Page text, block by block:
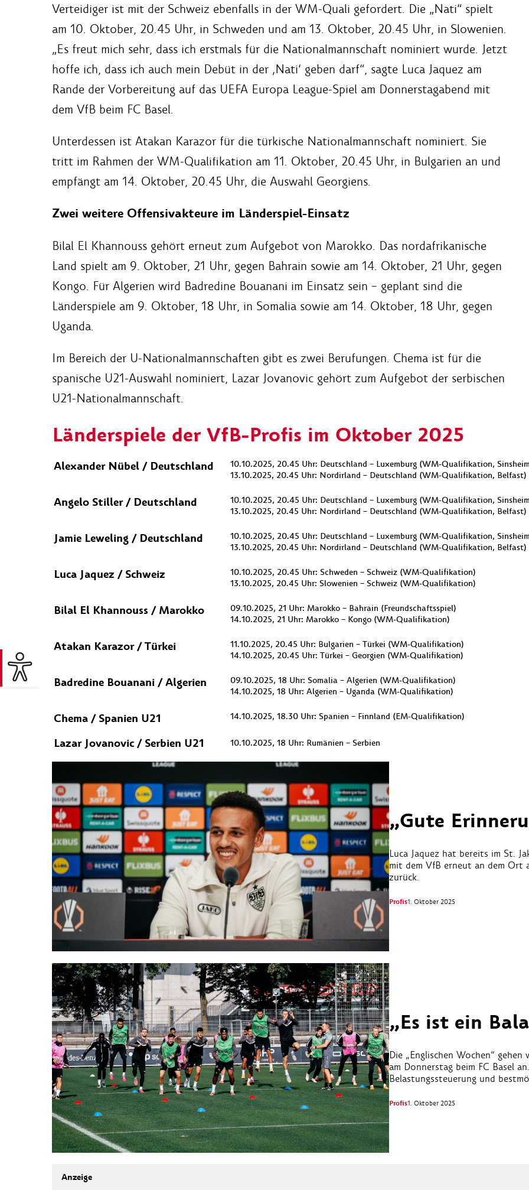
Verteidiger ist mit der Schweiz ebenfalls in der WM-Quali gefordert. Die „Nati“ spielt
am 10. Oktober, 20.45 Uhr, in Schweden und am 13. Oktober, 20.45 Uhr, in Slowenien.
„Es freut mich sehr, dass ich erstmals für die Nationalmannschaft nominiert wurde. Jetzt
hoffe ich, dass ich auch mein Debüt in der ‚Nati‘ geben darf“, sagte Luca Jaquez am
Rande der Vorbereitung auf das UEFA Europa League-Spiel am Donnerstagabend mit
dem VfB beim FC Basel.
Unterdessen ist Atakan Karazor für die türkische Nationalmannschaft nominiert. Sie
tritt im Rahmen der WM-Qualifikation am 11. Oktober, 20.45 Uhr, in Bulgarien an und
empfängt am 14. Oktober, 20.45 Uhr, die Auswahl Georgiens.
Zwei weitere Offensivakteure im Länderspiel-Einsatz
Bilal El Khannouss gehört erneut zum Aufgebot von Marokko. Das nordafrikanische
Land spielt am 9. Oktober, 21 Uhr, gegen Bahrain sowie am 14. Oktober, 21 Uhr, gegen
Kongo. Für Algerien wird Badredine Bouanani im Einsatz sein – geplant sind die
Länderspiele am 9. Oktober, 18 Uhr, in Somalia sowie am 14. Oktober, 18 Uhr, gegen
Uganda.
Im Bereich der U-Nationalmannschaften gibt es zwei Berufungen. Chema ist für die
spanische U21-Auswahl nominiert, Lazar Jovanovic gehört zum Aufgebot der serbischen
U21-Nationalmannschaft.
Länderspiele der VfB-Profis im Oktober 2025
Alexander Nübel / Deutschland
10.10.2025, 20.45 Uhr: Deutschland – Luxemburg (WM-Qualifikation,
13.10.2025, 20.45 Uhr: Nordirland – Deutschland (WM-Qualifikation, Belfast)
Angelo Stiller / Deutschland
10.10.2025, 20.45 Uhr: Deutschland – Luxemburg (WM-Qualifikation,
13.10.2025, 20.45 Uhr: Nordirland – Deutschland (WM-Qualifikation, Belfast)
Jamie Leweling / Deutschland
10.10.2025, 20.45 Uhr: Deutschland – Luxemburg (WM-Qualifikation,
13.10.2025, 20.45 Uhr: Nordirland – Deutschland (WM-Qualifikation, Belfast)
Luca Jaquez / Schweiz
10.10.2025, 20.45 Uhr: Schweden – Schweiz (WM-Qualifikation)
13.10.2025, 20.45 Uhr: Slowenien – Schweiz (WM-Qualifikation)
Bilal El Khannouss / Marokko
09.10.2025, 21 Uhr: Marokko – Bahrain (Freundschaftsspiel)
14.10.2025, 21 Uhr: Marokko – Kongo (WM-Qualifikation)
Atakan Karazor / Türkei
11.10.2025, 20.45 Uhr: Bulgarien – Türkei (WM-Qualifikation)
14.10.2025, 20.45 Uhr: Türkei – Georgien (WM-Qualifikation)
Badredine Bouanani / Algerien
09.10.2025, 18 Uhr: Somalia – Algerien (WM-Qualifikation)
14.10.2025, 18 Uhr: Algerien – Uganda (WM-Qualifikation)
Chema / Spanien U21 14.10.2025, 18.30 Uhr: Spanien – Finnland (EM-Qualifikation)
Lazar Jovanovic / Serbien U21 10.10.2025, 18 Uhr: Rumänien – Serbien
„Gute
Luca Jaquez hat bereits im St.
mit dem VfB erneut an dem Ort
zurück.
Profis1. Oktober 2025
„Es ist ein
Die „Englischen Wochen“
am Donnerstag beim FC Basel
Belastungssteuerung und
Profis1. Oktober 2025